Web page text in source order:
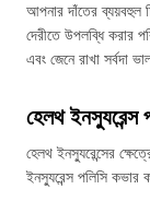
আপনার দাঁতের ব্যয়বহুল
দেরীতে উপলব্ধি করার
এবং জেনে রাখা সর্বদা
হেলথ ইনস্যুরেন্স
হেলথ ইনস্যুরেন্সের
ইনস্যুরেন্স পলিসি কভার